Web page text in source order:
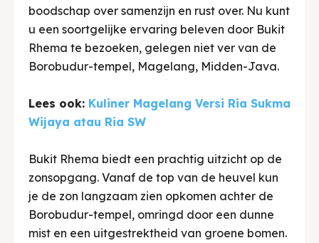
boodschap over samenzijn en rust over. Nu kunt
u een soortgelijke ervaring beleven door Bukit
Rhema te bezoeken, gelegen niet ver van de
Borobudur-tempel, Magelang, Midden-Java.
Lees ook: Kuliner Magelang Versi Ria Sukma
Wijaya atau Ria SW
Bukit Rhema biedt een prachtig uitzicht op de
zonsopgang. Vanaf de top van de heuvel kun
je de zon langzaam zien opkomen achter de
Borobudur-tempel, omringd door een dunne
mist en een uitgestrektheid van groene bomen.